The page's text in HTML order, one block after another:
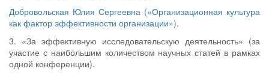
Добровольская Юлия Сергеевна («Организационная культура
как фактор эффективности организации»).
3. «За эффективную исследовательскую деятельность» (за
участие с наибольшим количеством научных статей в рамках
одной конференции).